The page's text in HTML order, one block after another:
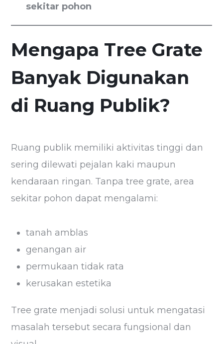
sekitar pohon
Mengapa Tree Grate
Banyak Digunakan
di Ruang Publik?
Ruang publik memiliki aktivitas tinggi dan
sering dilewati pejalan kaki maupun
kendaraan ringan. Tanpa tree grate, area
sekitar pohon dapat mengalami:
tanah amblas
genangan air
permukaan tidak rata
kerusakan estetika
Tree grate menjadi solusi untuk mengatasi
masalah tersebut secara fungsional dan